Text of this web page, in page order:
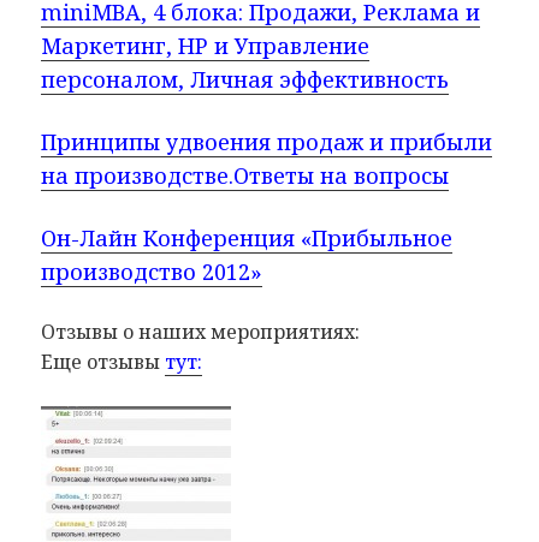
miniMBA, 4 блока: Продажи, Реклама и
Маркетинг, НР и Управление
персоналом, Личная эффективность
Принципы удвоения продаж и прибыли
на производстве.Ответы на вопросы
Он-Лайн Конференция «Прибыльное
производство 2012»
Отзывы о наших мероприятиях:
Еще отзывы тут: